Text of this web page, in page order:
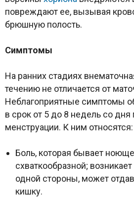
повреждают ее, вызывая
брюшную полость.
Симптомы
На ранних стадиях
течению не отличается от
Неблагоприятные симптомы
в срок от 5 до 8 недель со
менструации. К ним относятся:
Боль, которая бывает
схваткообразной;
одной стороны, может
кишку.